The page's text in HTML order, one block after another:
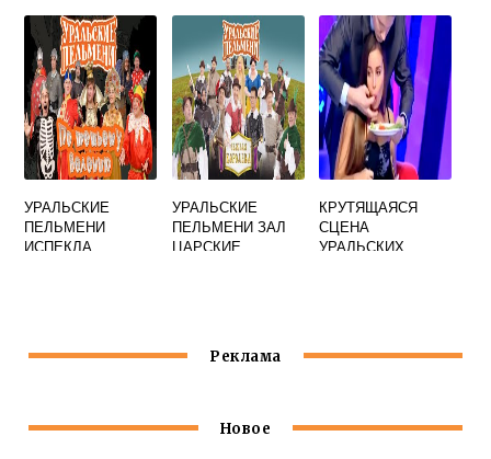
УРАЛЬСКИЕ
ПЕЛЬМЕНИ
ИСПЕКЛА
УРАЛЬСКИЕ
ПЕЛЬМЕНИ ЗАЛ
ЦАРСКИЕ
КРУТЯЩАЯСЯ
СЦЕНА
УРАЛЬСКИХ
Реклама
Новое